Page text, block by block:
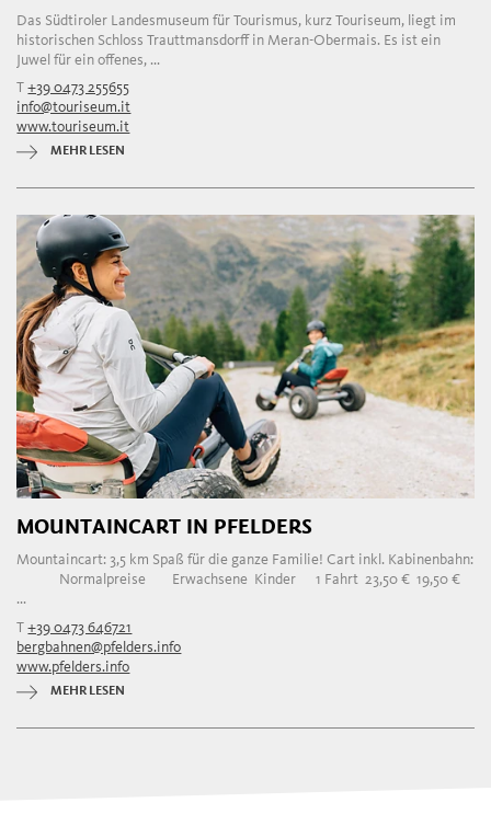
Das Südtiroler Landesmuseum für Tourismus, kurz Touriseum, liegt im
historischen Schloss Trauttmansdorff in Meran-Obermais. Es ist ein
Juwel für ein offenes, ...
T+39 0473 255655
info@touriseum.it
www.touriseum.it
MEHR LESEN
MOUNTAINCART IN PFELDERS
Mountaincart: 3,5 km Spaß für die ganze Familie! Cart inkl. Kabinenbahn:
Normalpreise Erwachsene Kinder 1 Fahrt 23,50 € 19,50 €
...
T+39 0473 646721
bergbahnen@pfelders.info
www.pfelders.info
MEHR LESEN